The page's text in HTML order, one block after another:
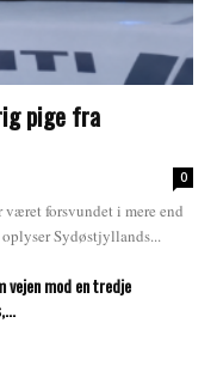
pige fra
0
forsvundet i mere end
Sydøstjyllands...
vejen mod en tredje